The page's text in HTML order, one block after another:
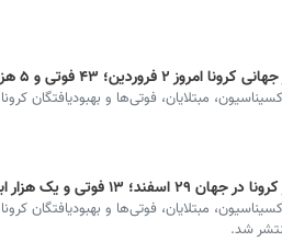
۲ فروردین؛ ۴۳ فوتی و ۵ هزار ابتلای جدید
مبتلایان، فوتی‌ها و بهبودیافتگان
۱۳ فوتی و یک هزار ابتلای جدید
مبتلایان، فوتی‌ها و بهبودیافتگان
شد.